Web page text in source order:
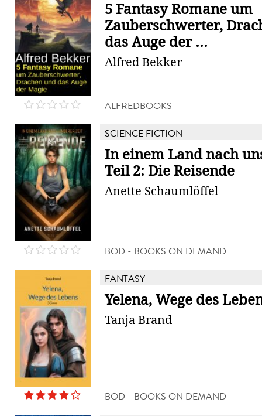
5 Fantasy Romane um
Zauberschwerter,
das Auge der ...
Alfred Bekker
ALFREDBOOKS
SCIENCE FICTION
In einem Land nach
Teil 2: Die Reisende
Anette Schaumlöffel
BOD - BOOKS ON DEMAND
FANTASY
Yelena, Wege des
Tanja Brand
BOD - BOOKS ON DEMAND